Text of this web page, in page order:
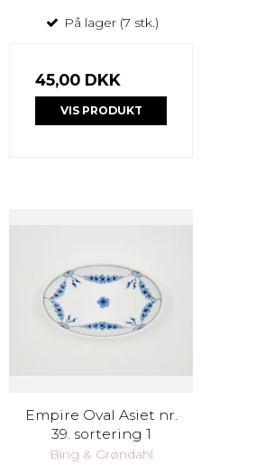
På lager (7 stk.)
45,00 DKK
VIS PRODUKT
Empire Oval Asiet nr.
39. sortering 1
Bing & Grøndahl